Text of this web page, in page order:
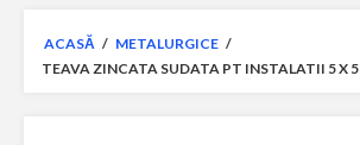
ACASĂ / METALURGICE /
TEAVA ZINCATA SUDATA PT INSTALATII 5 X 5